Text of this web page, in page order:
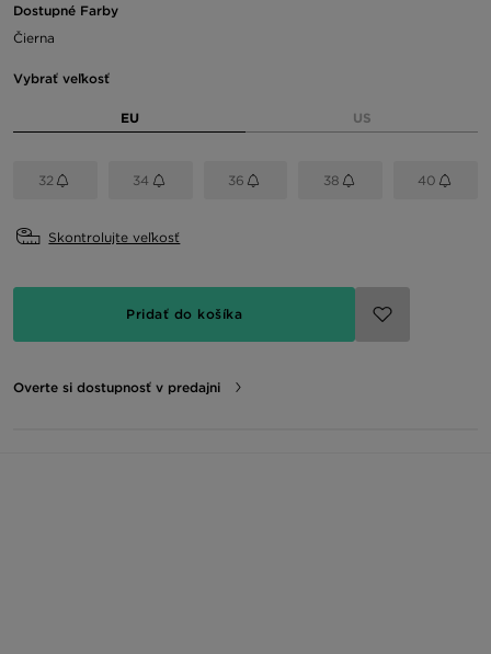
Dostupné Farby
Čierna
Vybrať veľkosť
EU US
32 34 36 38 40
Skontrolujte veľkosť
Pridať do košíka
Overte si dostupnosť v predajni